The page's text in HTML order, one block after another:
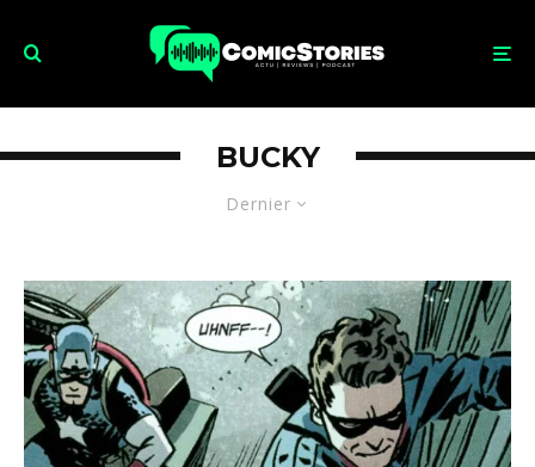
Dernier
BUCKY